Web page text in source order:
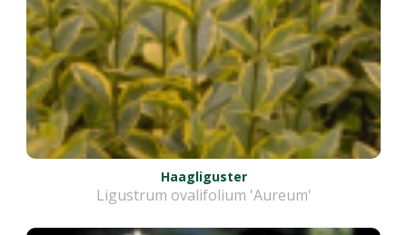
Haagliguster
Ligustrum ovalifolium 'Aureum'